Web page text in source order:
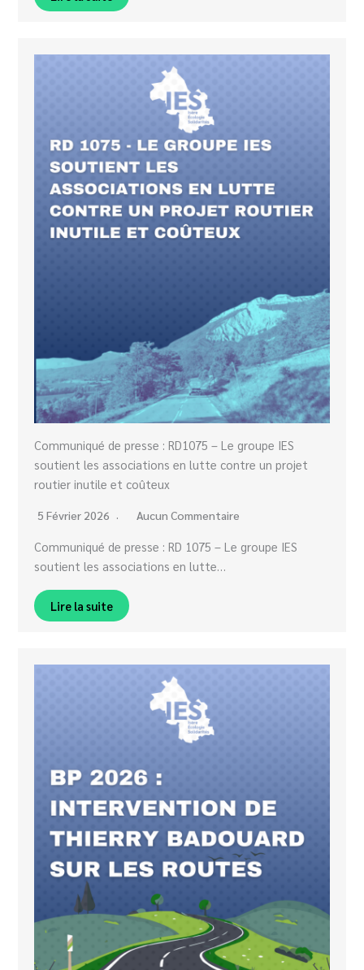
Communiqué de presse : RD1075 – Le groupe IES
soutient les associations en lutte contre un projet
routier inutile et coûteux
5 Février 2026 Aucun Commentaire
Communiqué de presse : RD 1075 – Le groupe IES
soutient les associations en lutte…
Lire la suite